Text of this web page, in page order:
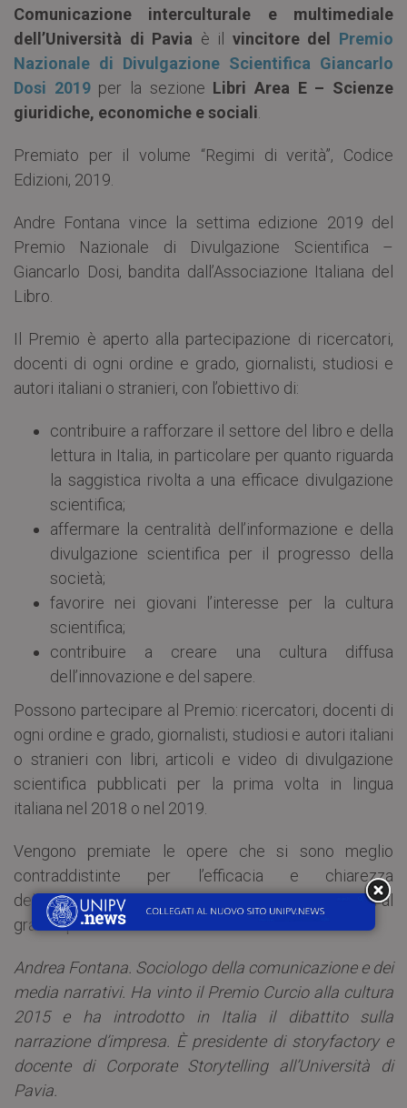
Comunicazione interculturale e multimediale
dell’Università di Pavia è il vincitore del Premio
Nazionale di Divulgazione Scientifica Giancarlo
Dosi 2019per la sezione Libri Area E – Scienze
giuridiche, economiche e sociali
Premiato per il volume “Regimi di verità”, Codice
Edizioni, 2019.
Andre Fontana vince la settima edizione 2019 del
Premio Nazionale di Divulgazione Scientifica –
Giancarlo Dosi, bandita dall’Associazione Italiana del
Libro.
Il Premio è aperto alla partecipazione di ricercatori,
docenti di ogni ordine e grado, giornalisti, studiosi e
autori italiani o stranieri, con l’obiettivo di:
contribuire a rafforzare il settore del libro e della
lettura in Italia, in particolare per quanto riguarda
la saggistica rivolta a una efficace divulgazione
scientifica;
affermare la centralità dell’informazione e della
divulgazione scientifica per il progresso della
società;
favorire nei giovani l’interesse per la cultura
scientifica;
contribuire a creare una cultura diffusa
dell’innovazione e del sapere.
Possono partecipare al Premio: ricercatori, docenti di
ogni ordine e grado, giornalisti, studiosi e autori italiani
o stranieri con libri, articoli e video di divulgazione
scientifica pubblicati per la prima volta in lingua
italiana nel 2018 o nel 2019.
Vengono premiate le opere che si sono meglio
contraddistinte per l’efficacia e chiarezza
dell’esposizione ai fini della divulgazione scientifica al
grande pubblico dei temi trattati.
Andrea Fontana. Sociologo della comunicazione e dei
media narrativi. Ha vinto il Premio Curcio alla cultura
2015 e ha introdotto in Italia il dibattito sulla
narrazione d’impresa. È presidente di storyfactory e
docente di Corporate Storytelling all’Università di
Pavia.